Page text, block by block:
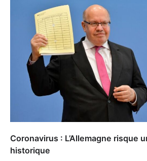
Coronavirus : L’Allemagne risque
historique